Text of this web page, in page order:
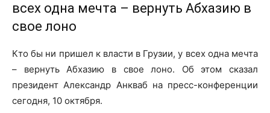
всех одна мечта – вернуть Абхазию в
свое лоно
Кто бы ни пришел к власти в Грузии, у всех одна мечта
– вернуть Абхазию в свое лоно. Об этом сказал
президент Александр Анкваб на пресс-конференции
сегодня, 10 октября.